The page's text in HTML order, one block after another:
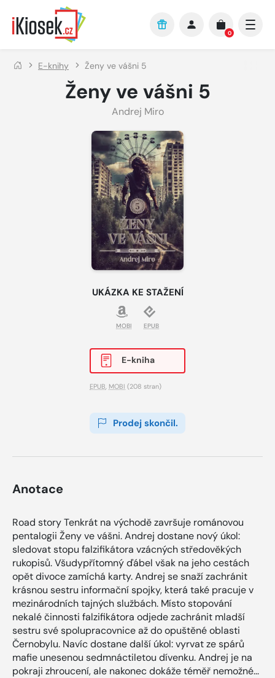
Přejít na hlavní obsah
0
E-knihy Ženy ve vášni 5
Ženy ve vášni 5
Andrej Miro
UKÁZKA KE STAŽENÍ
MOBI EPUB
E-kniha
EPUB MOBI (208 stran)
Prodej skončil.
Anotace
Road story Tenkrát na východě završuje románovou
pentalogii Ženy ve vášni. Andrej dostane nový úkol:
sledovat stopu falzifikátora vzácných středověkých
rukopisů. Všudypřítomný ďábel však na jeho cestách
opět divoce zamíchá karty. Andrej se snaží zachránit
krásnou sestru informační spojky, která také pracuje v
mezinárodních tajných službách. Místo stopování
nekalé činnosti falzifikátora odjede zachránit mladší
sestru své spolupracovnice až do opuštěné oblasti
Černobylu. Navíc dostane další úkol: vyrvat ze spárů
mafie unesenou sedmnáctiletou dívenku. Andrej je na
pokraji zhroucení, ale nakonec dokáže téměř nemožné...